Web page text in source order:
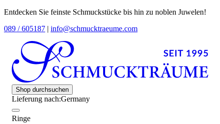
Entdecken Sie feinste Schmuckstücke bis hin zu noblen Juwelen!
089 / 605187 | info@schmucktraeume.com
Shop durchsuchen
Lieferung nach:Germany
Ringe